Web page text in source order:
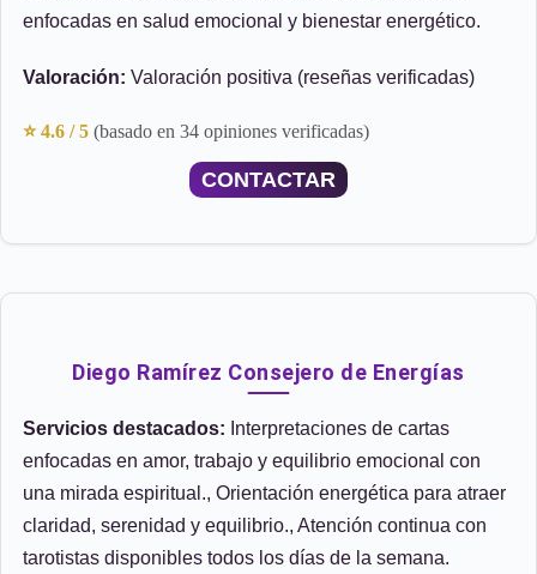
enfocadas en salud emocional y bienestar energético.
Valoración: Valoración positiva (reseñas verificadas)
⭐ 4.6 / 5 (basado en 34 opiniones verificadas)
CONTACTAR
Diego Ramírez Consejero de Energías
Servicios destacados: Interpretaciones de cartas
enfocadas en amor, trabajo y equilibrio emocional con
una mirada espiritual., Orientación energética para atraer
claridad, serenidad y equilibrio., Atención continua con
tarotistas disponibles todos los días de la semana.